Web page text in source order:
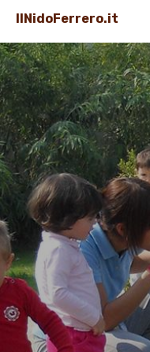
LAVORA
NEWS &
IlNidoFerrero.it